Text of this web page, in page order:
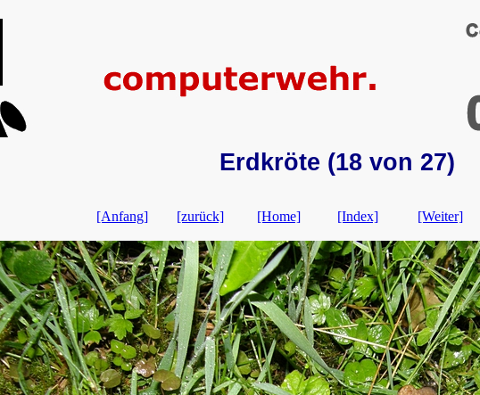
Erdkröte (18 von 27)
[Anfang] [zurück] [Home] [Index] [Weiter]